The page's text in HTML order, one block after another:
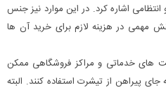
اشاره کرد. در این موارد نیز جنس
مهمی در هزینه لازم برای خرید آن ها
های خدماتی و مراکز فروشگاهی ممکن
پیراهن از تیشرت استفاده کنند. البته